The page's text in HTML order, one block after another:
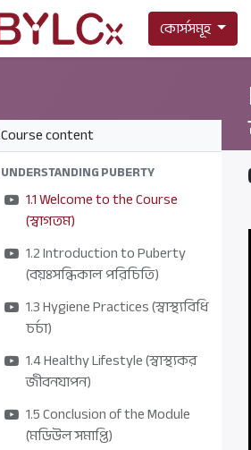
কোর্সসমূহ
Course content
UNDERSTANDING PUBERTY
1.1 Welcome to the Course
(স্বাগতম)
1.2 Introduction to Puberty
(বয়ঃসন্ধিকাল পরিচিতি)
1.3 Hygiene Practices (স্বাস্থ্যবিধি
চর্চা)
1.4 Healthy Lifestyle (স্বাস্থ্যকর
জীবনযাপন)
1.5 Conclusion of the Module
(মডিউল সমাপ্তি)